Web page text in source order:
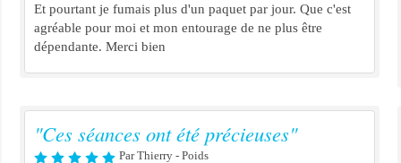
Et pourtant je fumais plus d'un paquet par jour. Que c'est
agréable pour moi et mon entourage de ne plus être
dépendante. Merci bien
"Ces séances ont été précieuses"
Par Thierry - Poids